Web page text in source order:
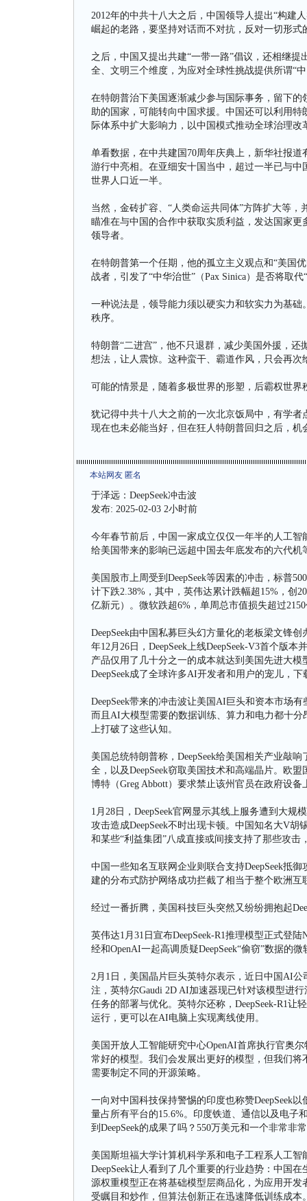
2012年的中共十八大之后，中国领导人提出“构建
崛起的老路，要坚持对话而不对抗，反对一切形
之后，中国又提出共建“一带一路”倡议，还相继
全、文明三个维度，为应对全球性挑战提供所谓“
在特朗普治下美国逐渐减少参与国际事务，留下
助的国家，可能转向中国求援。中国还可以利用
际体系中扩大影响力，以中国模式推动全球治理改
单看数据，在中共建国70周年庆典上，新华社报
游行中亮相。在亚细安十国当中，超过一半已与
世界人口近一半。
当然，金砖扩容、“人类命运共同体”方阵扩大等
瞄准在与中国的合作中获取实质利益，发达国家
领导者。
在特朗普第一个任期，他的孤立主义观点和“美国
战者，引发了“中华治世”（Pax Sinica）是否将取
一种说法是，领导能力须以硬实力和软实力为基
秩序。
特朗普“二进宫”，他不只退群，减少美国外援，
想法，让人震惊。这种蛮干、霸道作风，只会再
可能的情景是，随着多极世界的形塑，后霸权世界
犹记得中共十八大之前的一次北京饭局中，有学
现在也未必能当好，但在狂人特朗普回归之后，机
本站网友 匿名
于泽远：DeepSeek冲击波
发布: 2025-02-03 2小时前
今年春节前后，中国一家成立仅仅一年半的人工智
给美国带来的影响已远超中国去年底发布的六代机
美国股市上周受到DeepSeek等因素的冲击，标普
计下跌2.38%，其中，英伟达累计跌幅超15%，创
亿新元）。微软跌超6%，单周总市值损失超过
DeepSeek由中国私募巨头幻方量化的老板梁文锋
年12月26日，DeepSeek上线DeepSeek-V3首个版本
产品仅用了几十分之一的成本就达到美国先进大
DeepSeek成了全球许多AI开发者和用户的宠儿，
DeepSeek带来的冲击波让美国AI巨头和资本市场
而且AI大模型需要的数据训练、算力和电力都十分
上打破了这些认知。
美国总统特朗普称，DeepSeek给美国相关产业敲
全，以及DeepSeek窃取美国技术和高端晶片。欧
博特（Greg Abbott）要求禁止该州官员在政府设备
1月28日，DeepSeek官网显示其线上服务遭到大
攻击造成DeepSeek不时出现卡顿。中国知名大V胡
和某些“利益集团”八成直接或间接支持了那些攻击
中国一些知名互联网企业则联合支持DeepSeek抵
建的分布式防护网络成功拦截了相当于整个欧洲
经过一番折腾，美国科技巨头突然又纷纷拥抱起
英伟达1月31日宣布DeepSeek-R1推理模型正式登
经和OpenAI一起高调质疑DeepSeek“偷窃”数据的
2月1日，美国晶片巨头英特尔表示，近日中国AI公
注，英特尔Gaudi 2D AI加速器现已针对该模型进
任务的部署与优化。英特尔还称，DeepSeek-R1让
运行，更可以在AI电脑上实现离线使用。
美国开放人工智能研究中心OpenAI首席执行官奥尔
常好的模型。我们会发展出更好的模型，但我们
需要制定不同的开源策略。
一向对中国科技保持警惕的印度也称赞DeepSeek
量占所有平台的15.6%。印度铁道、通信以及电子
到DeepSeek的成果了吗？550万美元和一个非常非
美国斯坦福大学计算机科学系和电子工程系人工
DeepSeek让人看到了几个重要的行业趋势：中国
源权重模型正在将基础模型层商品化，为应用开
受瞩目和炒作，但算法创新正在迅速降低训练成本